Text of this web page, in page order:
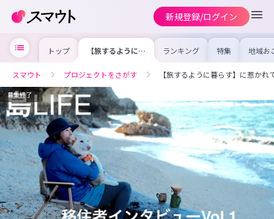
新規登録/ログイン
トップ 【旅するように暮
らす】に惹かれて
ランキング 特集 地域お
の求
を集め
事内容
を比較
スマウト プロジェクトをさがす 【旅するように暮らす】に惹か
募集終了